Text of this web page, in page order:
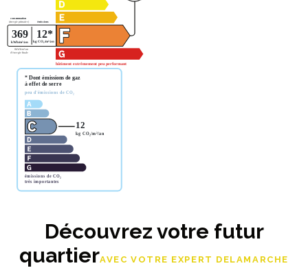
Découvrez votre futur
quartierAVEC VOTRE EXPERT DELAMARCHE